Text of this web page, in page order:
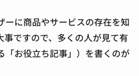
ーに商品やサービスの存在を知
事ですので、多くの人が見て有
「お役立ち記事」）を書くのが